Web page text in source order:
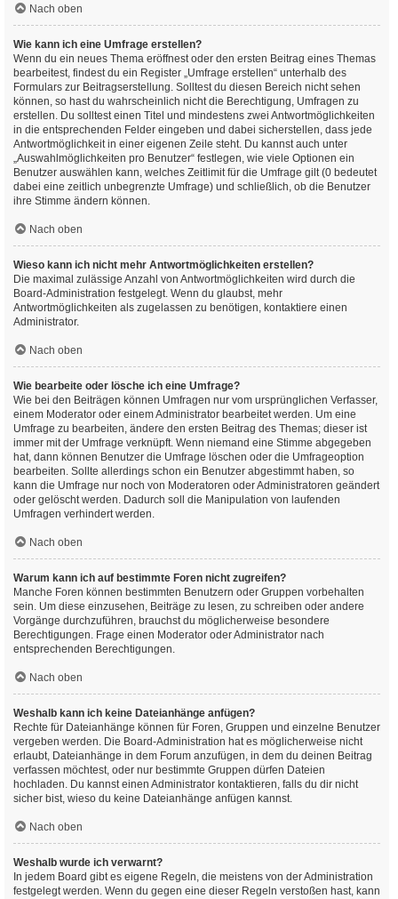
Nach oben
Wie kann ich eine Umfrage erstellen?
Wenn du ein neues Thema eröffnest oder den ersten Beitrag eines Themas
bearbeitest, findest du ein Register „Umfrage erstellen“ unterhalb des
Formulars zur Beitragserstellung. Solltest du diesen Bereich nicht sehen
können, so hast du wahrscheinlich nicht die Berechtigung, Umfragen zu
erstellen. Du solltest einen Titel und mindestens zwei Antwortmöglichkeiten
in die entsprechenden Felder eingeben und dabei sicherstellen, dass jede
Antwortmöglichkeit in einer eigenen Zeile steht. Du kannst auch unter
„Auswahlmöglichkeiten pro Benutzer“ festlegen, wie viele Optionen ein
Benutzer auswählen kann, welches Zeitlimit für die Umfrage gilt (0 bedeutet
dabei eine zeitlich unbegrenzte Umfrage) und schließlich, ob die Benutzer
ihre Stimme ändern können.
Nach oben
Wieso kann ich nicht mehr Antwortmöglichkeiten erstellen?
Die maximal zulässige Anzahl von Antwortmöglichkeiten wird durch die
Board-Administration festgelegt. Wenn du glaubst, mehr
Antwortmöglichkeiten als zugelassen zu benötigen, kontaktiere einen
Administrator.
Nach oben
Wie bearbeite oder lösche ich eine Umfrage?
Wie bei den Beiträgen können Umfragen nur vom ursprünglichen Verfasser,
einem Moderator oder einem Administrator bearbeitet werden. Um eine
Umfrage zu bearbeiten, ändere den ersten Beitrag des Themas; dieser ist
immer mit der Umfrage verknüpft. Wenn niemand eine Stimme abgegeben
hat, dann können Benutzer die Umfrage löschen oder die Umfrageoption
bearbeiten. Sollte allerdings schon ein Benutzer abgestimmt haben, so
kann die Umfrage nur noch von Moderatoren oder Administratoren geändert
oder gelöscht werden. Dadurch soll die Manipulation von laufenden
Umfragen verhindert werden.
Nach oben
Warum kann ich auf bestimmte Foren nicht zugreifen?
Manche Foren können bestimmten Benutzern oder Gruppen vorbehalten
sein. Um diese einzusehen, Beiträge zu lesen, zu schreiben oder andere
Vorgänge durchzuführen, brauchst du möglicherweise besondere
Berechtigungen. Frage einen Moderator oder Administrator nach
entsprechenden Berechtigungen.
Nach oben
Weshalb kann ich keine Dateianhänge anfügen?
Rechte für Dateianhänge können für Foren, Gruppen und einzelne Benutzer
vergeben werden. Die Board-Administration hat es möglicherweise nicht
erlaubt, Dateianhänge in dem Forum anzufügen, in dem du deinen Beitrag
verfassen möchtest, oder nur bestimmte Gruppen dürfen Dateien
hochladen. Du kannst einen Administrator kontaktieren, falls du dir nicht
sicher bist, wieso du keine Dateianhänge anfügen kannst.
Nach oben
Weshalb wurde ich verwarnt?
In jedem Board gibt es eigene Regeln, die meistens von der Administration
festgelegt werden. Wenn du gegen eine dieser Regeln verstoßen hast, kann